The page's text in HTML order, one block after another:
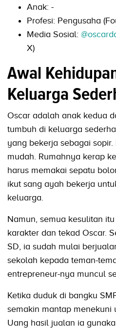
Anak: -
Profesi: Pengusaha
Media Sosial:
X)
Awal
Keluarga
Oscar adalah anak kedua
tumbuh di keluarga
yang bekerja sebagai
mudah. Rumahnya kerap
harus memakai sepatu
ikut sang ayah bekerja
keluarga.
Namun, semua kesulitan
karakter dan tekad Oscar.
SD, ia sudah mulai
sekolah kepada teman-
entrepreneur-nya muncul
Ketika duduk di bangku
semakin mantap menekuni
Uang hasil jualan ia